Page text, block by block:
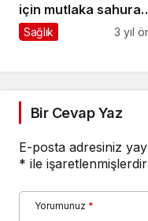
için mutlaka sahura
kalkılmalı
Sağlık 3 yıl
Bir Cevap Yaz
E-posta adresiniz
* ile işaretlenmişlerdir
Yorumunuz *